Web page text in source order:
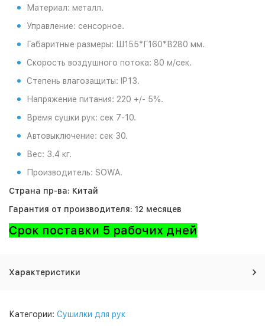
Материал: металл.
Управление: сенсорное.
Габаритные размеры: Ш155*Г160*В280 мм.
Скорость воздушного потока: 80 м/сек.
Степень влагозащиты: IP13.
Напряжение питания: 220 +/- 5%.
Время сушки рук: сек 7-10.
Автовыключение: сек 30.
Вес: 3.4 кг.
Производитель: SOWA.
Страна пр-ва: Китай
Гарантия от производителя: 12 месяцев
Срок поставки 5 рабочих дней
Характеристики
Категории: Сушилки для рук